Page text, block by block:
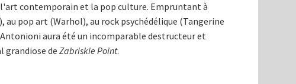
l'art contemporain et la pop culture. Empruntant à
pop art (Warhol), au rock psychédélique (Tangerine
aura été un incomparable destructeur et
grandiose de Zabriskie Point.